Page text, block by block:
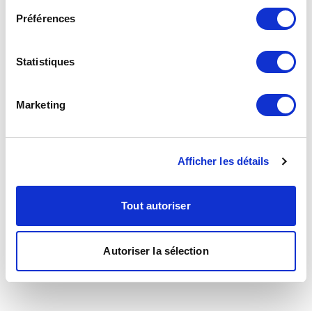
Préférences
Statistiques
Marketing
Afficher les détails
Tout autoriser
Autoriser la sélection